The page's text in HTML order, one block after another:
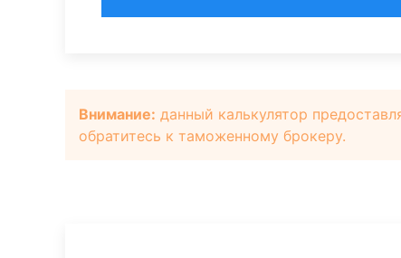
Внимание: данный калькулятор
обратитесь к таможенному брокеру.